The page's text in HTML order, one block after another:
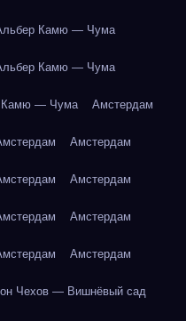
Камю — Чума
Камю — Чума
Камю — Чума Амстердам
Амстердам
Амстердам
Амстердам
Амстердам
Чехов — Вишнёвый сад